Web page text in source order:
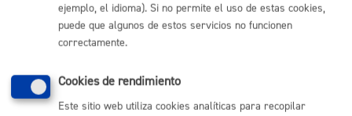
Volver al índice Volver atrás
Comunícate con el Ayuntamiento de Donostia / San
Sebastián
ejemplo, el idioma). Si no permite el uso de estas cookies,
puede que algunos de estos servicios no funcionen
correctamente.
Cookies de rendimiento
Este sitio web utiliza cookies analíticas para recopilar